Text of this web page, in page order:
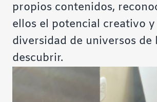
propios contenidos,
ellos el potencial creativo y
diversidad de universos de
descubrir.